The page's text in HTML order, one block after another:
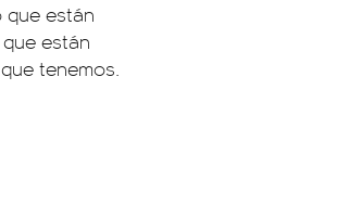
que están
están
tenemos.